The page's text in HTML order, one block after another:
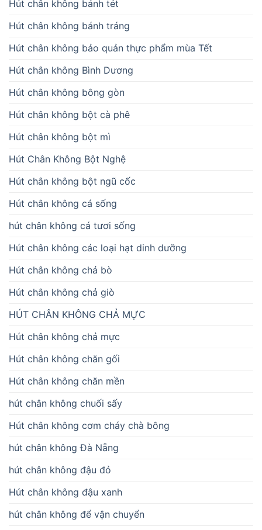
Hút chân không bánh tét
Hút chân không bánh tráng
Hút chân không bảo quản thực phẩm mùa Tết
Hút chân không Bình Dương
Hút chân không bông gòn
Hút chân không bột cà phê
Hút chân không bột mì
Hút Chân Không Bột Nghệ
Hút chân không bột ngũ cốc
Hút chân không cá sống
hút chân không cá tươi sống
Hút chân không các loại hạt dinh dưỡng
Hút chân không chả bò
Hút chân không chả giò
HÚT CHÂN KHÔNG CHẢ MỰC
Hút chân không chả mực
Hút chân không chăn gối
Hút chân không chăn mền
hút chân không chuối sấy
Hút chân không cơm cháy chà bông
hút chân không Đà Nẵng
hút chân không đậu đỏ
Hút chân không đậu xanh
hút chân không để vận chuyển